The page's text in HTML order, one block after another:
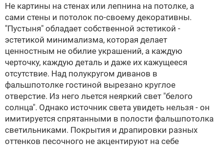
Не картины на стенах или лепнина на потолке, а
сами стены и потолок по-своему декоративны.
"Пустыня" обладает собственной эстетикой -
эстетикой минимализма, которая делает
ценностным не обилие украшений, а каждую
черточку, каждую деталь и даже их кажущееся
отсутствие. Над полукругом диванов в
фальшпотолке гостиной вырезано круглое
отверстие. Из него льется неяркий свет "белого
солнца". Однако источник света увидеть нельзя - он
имитируется спрятанными в полости фальшпотолка
светильниками. Покрытия и драпировки разных
оттенков песочного не акцентируют на себе